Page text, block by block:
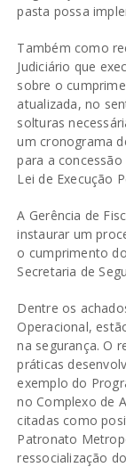
pasta possa
Também como
Judiciário que
sobre o
atualizada, no
solturas
um cronograma
para a
Lei de Execução
A Gerência de
instaurar um
o cumprimento
Secretaria de
Dentre os
Operacional,
na segurança. O
práticas
exemplo do
no Complexo de
citadas como
Patronato
ressocialização